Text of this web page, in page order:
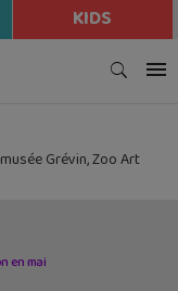
KIDS
Grévin, Zoo Art
en mai